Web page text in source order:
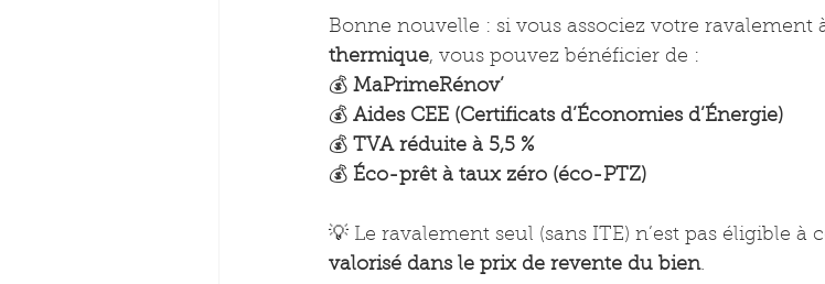
Bonne nouvelle : si vous associez votre ravalement
thermique, vous pouvez bénéficier de :
💰 MaPrimeRénov’
💰 Aides CEE (Certificats d’Économies d’Énergie)
💰 TVA réduite à 5,5 %
💰 Éco-prêt à taux zéro (éco-PTZ)
💡 Le ravalement seul (sans ITE) n’est pas éligible à
valorisé dans le prix de revente du bien.